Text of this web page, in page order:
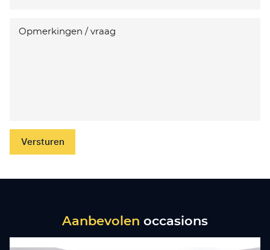
Versturen
Aanbevolen occasions